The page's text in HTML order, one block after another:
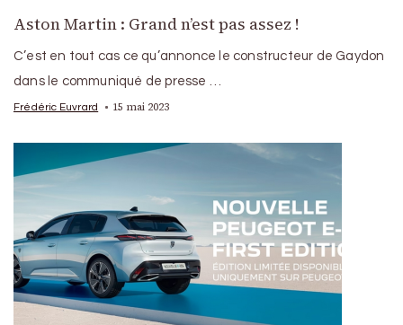
Aston Martin : Grand n’est pas assez !
C’est en tout cas ce qu’annonce le constructeur de Gaydon
dans le communiqué de presse …
Frédéric Euvrard 15 mai 2023